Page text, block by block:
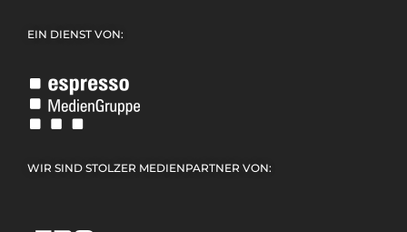
EIN DIENST VON:
WIR SIND STOLZER MEDIENPARTNER VON: